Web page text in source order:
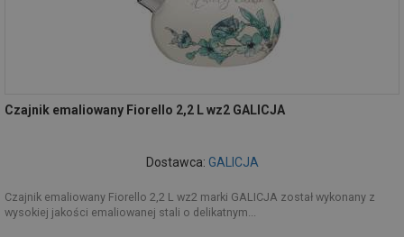
Czajnik emaliowany Fiorello 2,2 L wz2 GALICJA
Dostawca: GALICJA
Czajnik emaliowany Fiorello 2,2 L wz2 marki GALICJA został wykonany z
wysokiej jakości emaliowanej stali o delikatnym...